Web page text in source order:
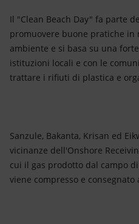
Il "Clean Beach Day" fa parte
promuovere buone pratiche in
ambiente e si basa su una
istituzioni locali e con le
trattare i rifiuti di plastica e
Sanzule, Bakanta, Krisan ed
vicinanze dell'Onshore
cui il gas prodotto dal campo di
viene compresso e